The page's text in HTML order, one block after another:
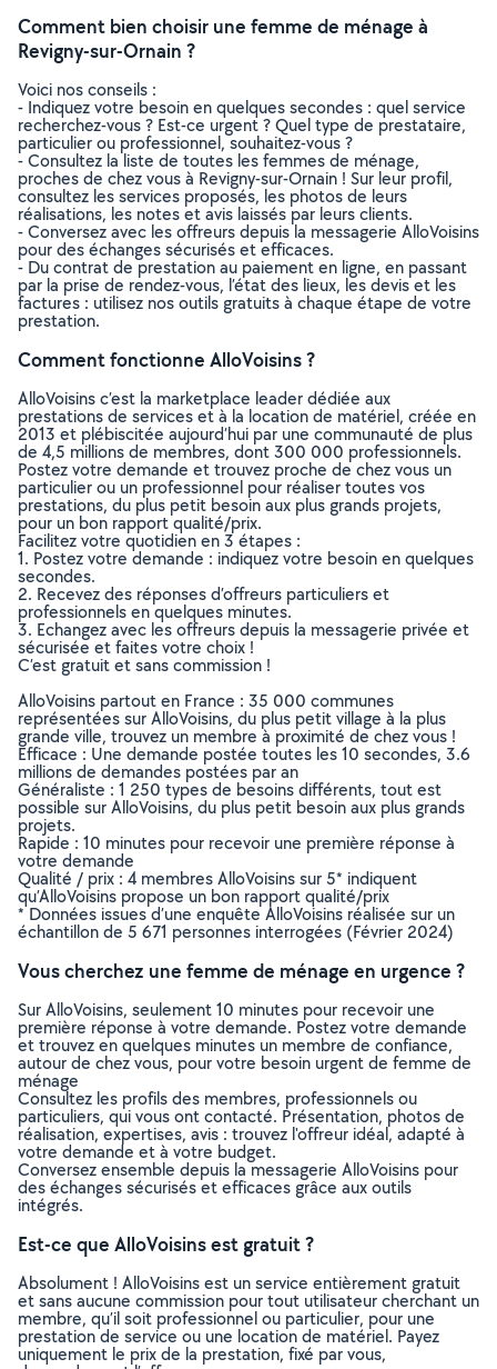
Comment bien choisir une femme de ménage à
Revigny-sur-Ornain ?
Voici nos conseils :
- Indiquez votre besoin en quelques secondes : quel service
recherchez-vous ? Est-ce urgent ? Quel type de prestataire,
particulier ou professionnel, souhaitez-vous ?
- Consultez la liste de toutes les femmes de ménage,
proches de chez vous à Revigny-sur-Ornain ! Sur leur profil,
consultez les services proposés, les photos de leurs
réalisations, les notes et avis laissés par leurs clients.
- Conversez avec les offreurs depuis la messagerie AlloVoisins
pour des échanges sécurisés et efficaces.
- Du contrat de prestation au paiement en ligne, en passant
par la prise de rendez-vous, l’état des lieux, les devis et les
factures : utilisez nos outils gratuits à chaque étape de votre
prestation.
Comment fonctionne AlloVoisins ?
AlloVoisins c’est la marketplace leader dédiée aux
prestations de services et à la location de matériel, créée en
2013 et plébiscitée aujourd’hui par une communauté de plus
de 4,5 millions de membres, dont 300 000 professionnels.
Postez votre demande et trouvez proche de chez vous un
particulier ou un professionnel pour réaliser toutes vos
prestations, du plus petit besoin aux plus grands projets,
pour un bon rapport qualité/prix.
Facilitez votre quotidien en 3 étapes :
1. Postez votre demande : indiquez votre besoin en quelques
secondes.
2. Recevez des réponses d’offreurs particuliers et
professionnels en quelques minutes.
3. Echangez avec les offreurs depuis la messagerie privée et
sécurisée et faites votre choix !
C’est gratuit et sans commission !
AlloVoisins partout en France : 35 000 communes
représentées sur AlloVoisins, du plus petit village à la plus
grande ville, trouvez un membre à proximité de chez vous !
Efficace : Une demande postée toutes les 10 secondes, 3.6
millions de demandes postées par an
Généraliste : 1 250 types de besoins différents, tout est
possible sur AlloVoisins, du plus petit besoin aux plus grands
projets.
Rapide : 10 minutes pour recevoir une première réponse à
votre demande
Qualité / prix : 4 membres AlloVoisins sur 5* indiquent
qu’AlloVoisins propose un bon rapport qualité/prix
* Données issues d’une enquête AlloVoisins réalisée sur un
échantillon de 5 671 personnes interrogées (Février 2024)
Vous cherchez une femme de ménage en urgence ?
Sur AlloVoisins, seulement 10 minutes pour recevoir une
première réponse à votre demande. Postez votre demande
et trouvez en quelques minutes un membre de confiance,
autour de chez vous, pour votre besoin urgent de femme de
ménage
Consultez les profils des membres, professionnels ou
particuliers, qui vous ont contacté. Présentation, photos de
réalisation, expertises, avis : trouvez l'offreur idéal, adapté à
votre demande et à votre budget.
Conversez ensemble depuis la messagerie AlloVoisins pour
des échanges sécurisés et efficaces grâce aux outils
intégrés.
Est-ce que AlloVoisins est gratuit ?
Absolument ! AlloVoisins est un service entièrement gratuit
et sans aucune commission pour tout utilisateur cherchant un
membre, qu’il soit professionnel ou particulier, pour une
prestation de service ou une location de matériel. Payez
uniquement le prix de la prestation, fixé par vous,